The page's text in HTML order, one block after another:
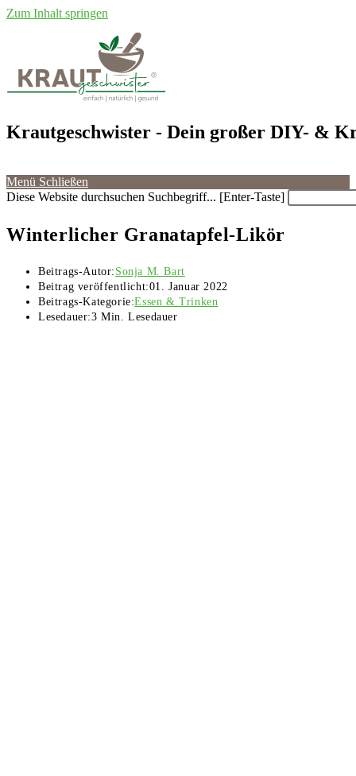
Zum Inhalt springen
Krautgeschwister - Dein großer DIY- &
Menü Schließen
Diese Website durchsuchen Suchbegriff... [Enter-Taste]
Winterlicher Granatapfel-Likör
Beitrags-Autor: Sonja M. Bart
Beitrag veröffentlicht:01. Januar 2022
Beitrags-Kategorie:Essen & Trinken
Lesedauer:3 Min. Lesedauer